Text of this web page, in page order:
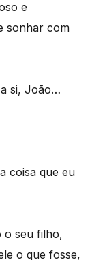
e
sonhar com
a si, João…
coisa que eu
o seu filho,
o que fosse,